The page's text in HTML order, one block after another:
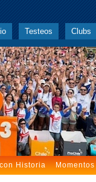
Testeos Clubs
Historia